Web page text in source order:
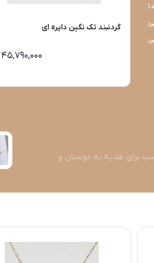
گردنبند تک نگین دایره ای
45,790,000
برای هدیه به دوستان و